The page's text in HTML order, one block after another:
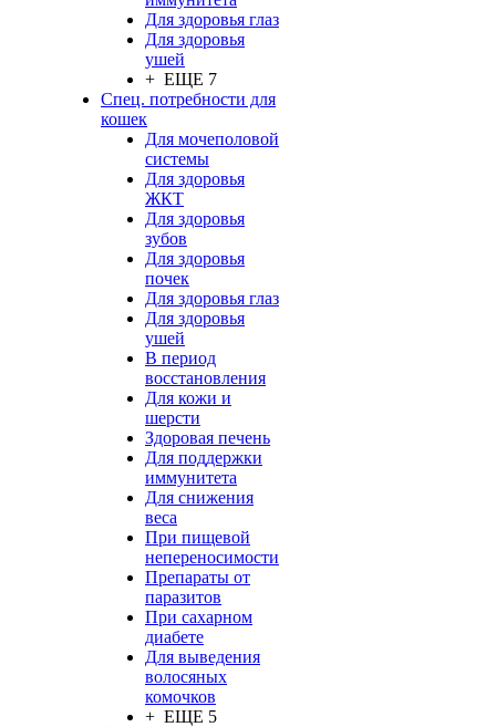
Для здоровья глаз
Для здоровья
ушей
+ ЕЩЕ 7
Спец. потребности для
кошек
Для мочеполовой
системы
Для здоровья
ЖКТ
Для здоровья
зубов
Для здоровья
почек
Для здоровья глаз
Для здоровья
ушей
В период
восстановления
Для кожи и
шерсти
Здоровая печень
Для поддержки
иммунитета
Для снижения
веса
При пищевой
непереносимости
Препараты от
паразитов
При сахарном
диабете
Для выведения
волосяных
комочков
+ ЕЩЕ 5